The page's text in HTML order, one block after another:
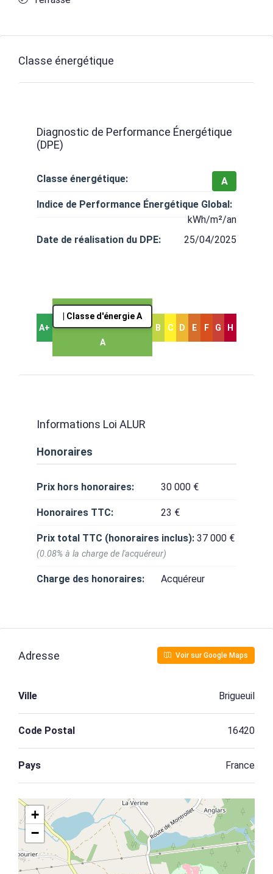
Classe énergétique
Diagnostic de Performance Énergétique
(DPE)
Classe énergétique:
A
Indice de Performance Énergétique Global:
kWh/m²/an
Date de réalisation du DPE:
25/04/2025
A+
| Classe d'énergie A
A
B C D E F G H
Informations Loi ALUR
Honoraires
Prix hors honoraires: 30 000 €
Honoraires TTC: 23 €
Prix total TTC (honoraires inclus): 37 000 €
(0.08% à la charge de l'acquéreur)
Charge des honoraires: Acquéreur
Adresse Voir sur Google Maps
Ville Brigueuil
Code Postal 16420
Pays France
+
−